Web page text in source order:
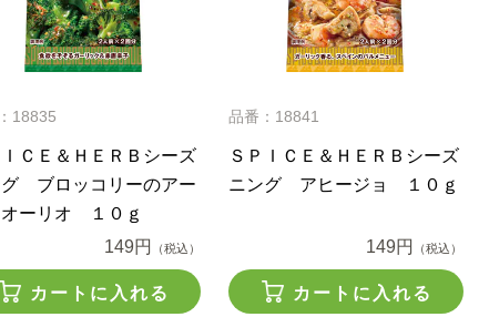
18835
ＩＣＥ＆ＨＥＲＢシーズ
グ ブロッコリーのアー
オーリオ １０ｇ
149円
（税込）
カートに入れる
品番：18841
ＳＰＩＣＥ＆ＨＥＲＢシーズ
ニング アヒージョ １０ｇ
149円 （税込）
カートに入れる